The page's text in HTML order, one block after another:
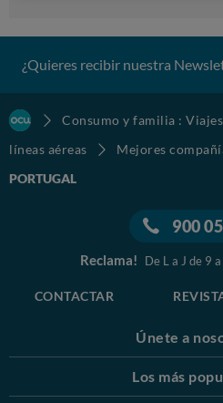
¿Quieres recibir nuestra
Consumo y familia :
líneas aéreas
Mejores
PORTUGAL
900
Reclama! De L a J de 9
CONTACTAR
Únete a
Los más